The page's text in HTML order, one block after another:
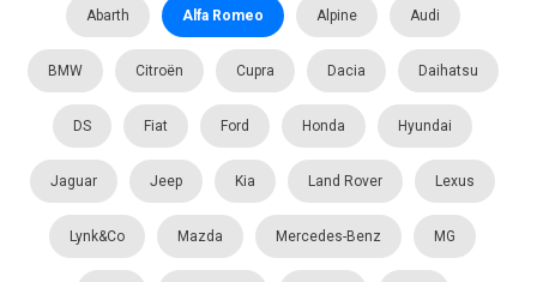
Abarth Alfa Romeo Alpine Audi
BMW Citroën Cupra Dacia Daihatsu
DS Fiat Ford Honda Hyundai
Jaguar Jeep Kia Land Rover Lexus
Lynk&Co Mazda Mercedes-Benz MG